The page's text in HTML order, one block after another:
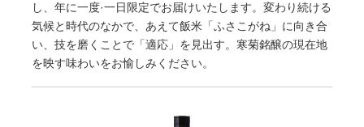
し、年に一度·一日限定でお届けいたします。変わり続ける
気候と時代のなかで、あえて飯米「ふさこがね」に向き合
い、技を磨くことで「適応」を見出す。寒菊銘醸の現在地
を映す味わいをお愉しみください。